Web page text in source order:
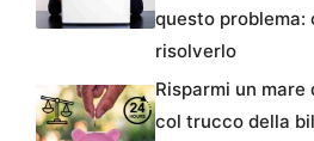
questo problema:
risolverlo
Risparmi un mare
col trucco della